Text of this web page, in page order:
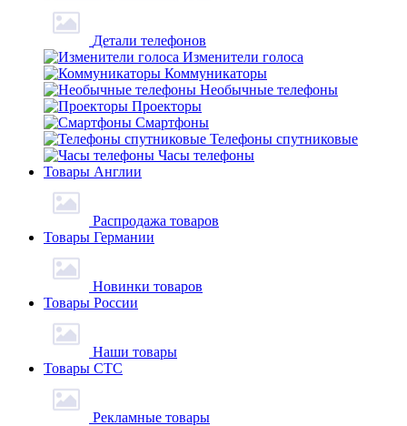
Детали телефонов
Изменители голоса
Коммуникаторы
Необычные телефоны
Проекторы
Смартфоны
Телефоны спутниковые
Часы телефоны
Товары Англии
Распродажа товаров
Товары Германии
Новинки товаров
Товары России
Наши товары
Товары СТС
Рекламные товары